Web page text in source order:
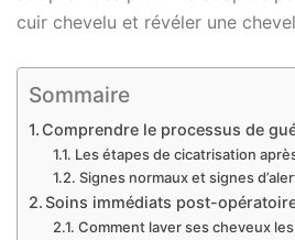
cuir chevelu et révéler une
Sommaire
Comprendre le processus de
Les étapes de cicatrisation
Signes normaux et signes
Soins immédiats post-
Comment laver ses cheveux